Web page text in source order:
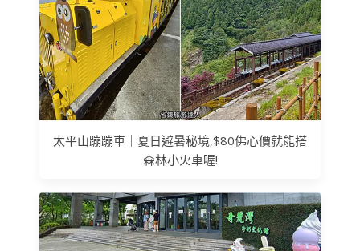
太平山蹦蹦車｜夏日避暑秘境,$80佛心價就能搭
森林小火車喔!